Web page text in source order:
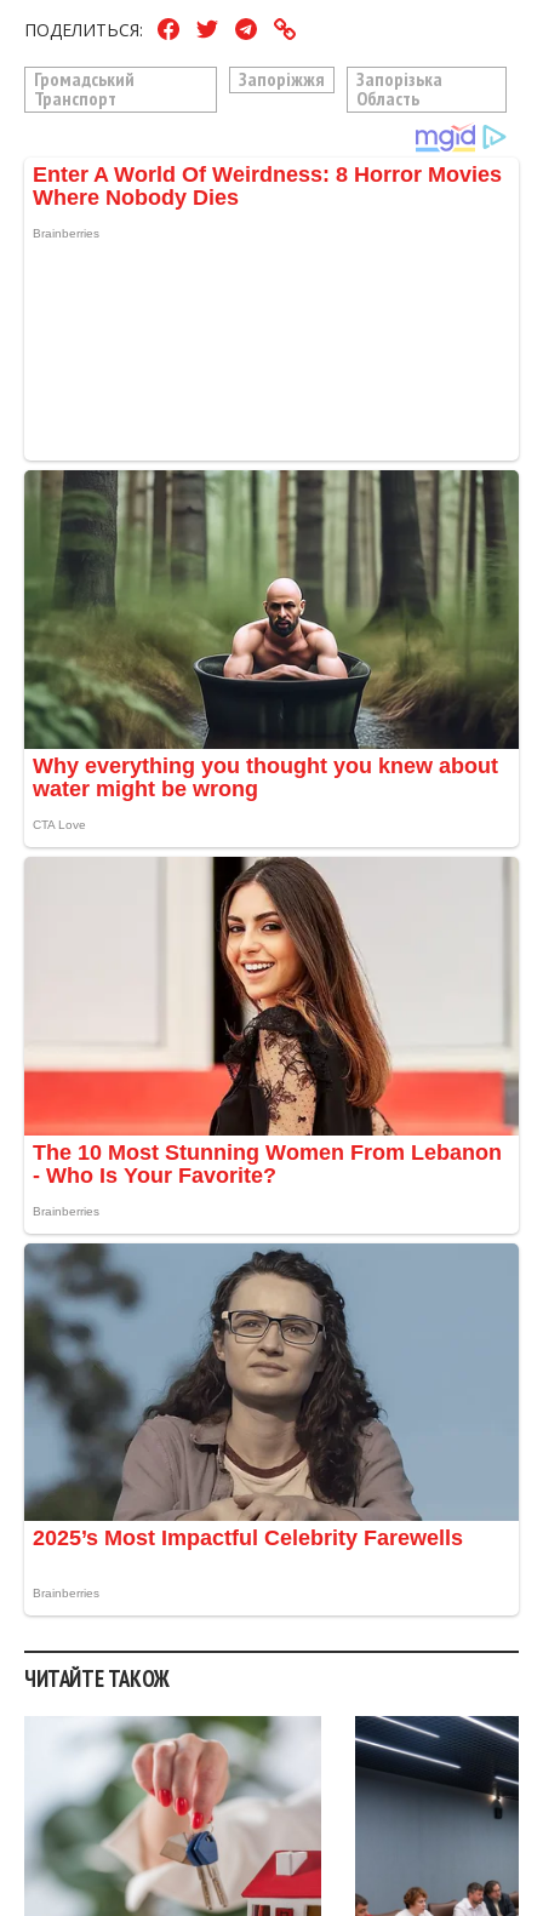
ПОДЕЛИТЬСЯ:
Громадський
Транспорт
Запоріжжя
Запорізька
Область
ЧИТАЙТЕ ТАКОЖ